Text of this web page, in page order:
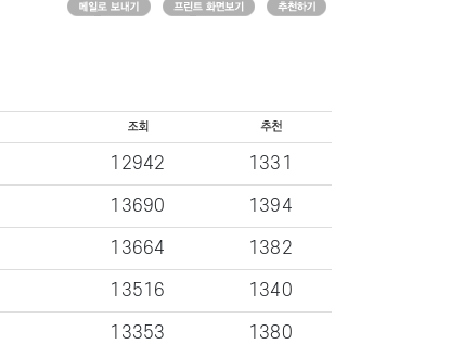
12942 1331
13690 1394
13664 1382
13516 1340
13353 1380